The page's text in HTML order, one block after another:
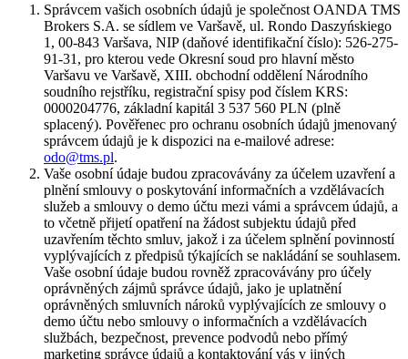
Správcem vašich osobních údajů je společnost OANDA TMS
Brokers S.A. se sídlem ve Varšavě, ul. Rondo Daszyńskiego
1, 00-843 Varšava, NIP (daňové identifikační číslo): 526-275-
91-31, pro kterou vede Okresní soud pro hlavní město
Varšavu ve Varšavě, XIII. obchodní oddělení Národního
soudního rejstříku, registrační spisy pod číslem KRS:
0000204776, základní kapitál 3 537 560 PLN (plně
splacený). Pověřenec pro ochranu osobních údajů jmenovaný
správcem údajů je k dispozici na e-mailové adrese:
odo@tms.pl.
Vaše osobní údaje budou zpracovávány za účelem uzavření a
plnění smlouvy o poskytování informačních a vzdělávacích
služeb a smlouvy o demo účtu mezi vámi a správcem údajů, a
to včetně přijetí opatření na žádost subjektu údajů před
uzavřením těchto smluv, jakož i za účelem splnění povinností
vyplývajících z předpisů týkajících se nakládání se souhlasem.
Vaše osobní údaje budou rovněž zpracovávány pro účely
oprávněných zájmů správce údajů, jako je uplatnění
oprávněných smluvních nároků vyplývajících ze smlouvy o
demo účtu nebo smlouvy o informačních a vzdělávacích
službách, bezpečnost, prevence podvodů nebo přímý
marketing správce údajů a kontaktování vás v jiných